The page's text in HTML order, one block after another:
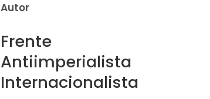
Autor
Frente
Antiimperialista
Internacionalista